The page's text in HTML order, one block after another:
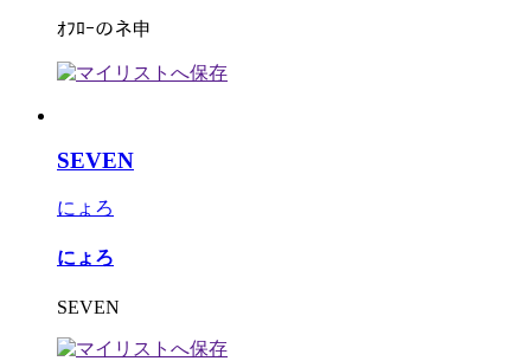
ｵﾌﾛｰのネ申
SEVEN
にょろ
にょろ
SEVEN